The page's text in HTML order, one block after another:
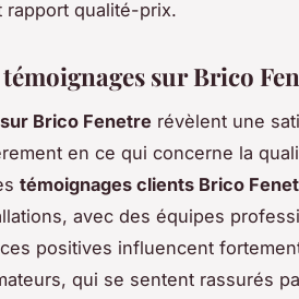
rapport qualité-prix.
sur Brico
Brico Fenetre révèlent une
en ce qui concerne la
témoignages clients Brico
avec des équipes
positives influencent
qui se sentent rassurés